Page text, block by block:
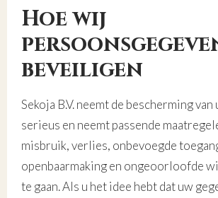
Hoe wij
beveiligen
Sekoja B.V. neemt de bescherming van
serieus en neemt passende
misbruik, verlies, onbevoegde
openbaarmaking en ongeoorloofde
te gaan. Als u het idee hebt dat uw